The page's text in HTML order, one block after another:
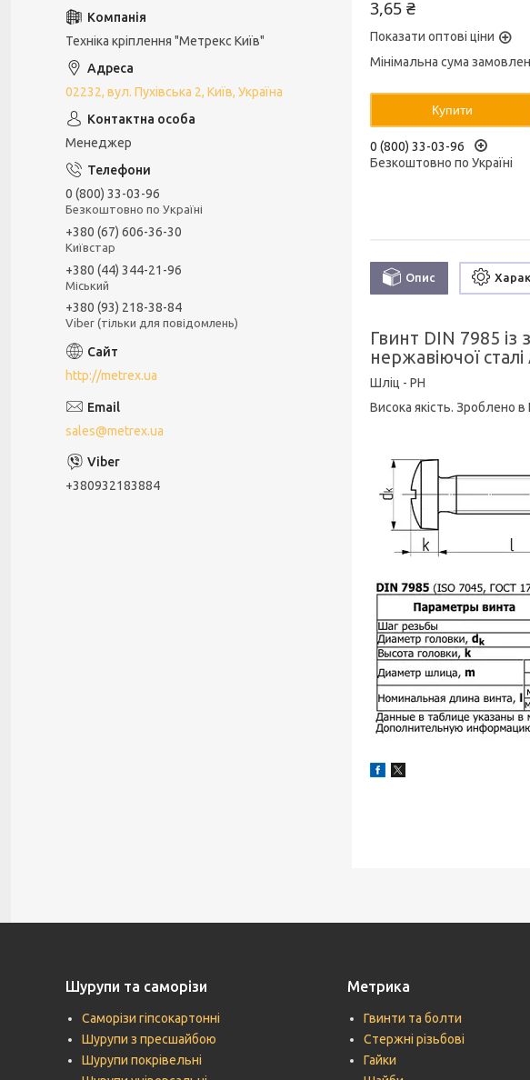
3,65 ₴
Показати оптові ціни
Мінімальна сума
Купити
0 (800) 33-03-96
Безкоштовно по Україні
Опис
Гвинт DIN 7985
нержавіючої
Шліц - РН
Висока якість. Зроблено в
Техніка кріплення "Метрекс Київ"
02232, вул. Пухівська 2, Київ, Україна
Менеджер
0 (800) 33-03-96
Безкоштовно по Україні
+380 (67) 606-36-30
Київстар
+380 (44) 344-21-96
Міський
+380 (93) 218-38-84
Viber (тільки для повідомлень)
http://metrex.ua
sales@metrex.ua
+380932183884
Шурупи та саморізи
Саморізи гіпсокартонні
Шурупи з пресшайбою
Шурупи покрівельні
Метрика
Гвинти та болти
Стержні різьбові
Гайки